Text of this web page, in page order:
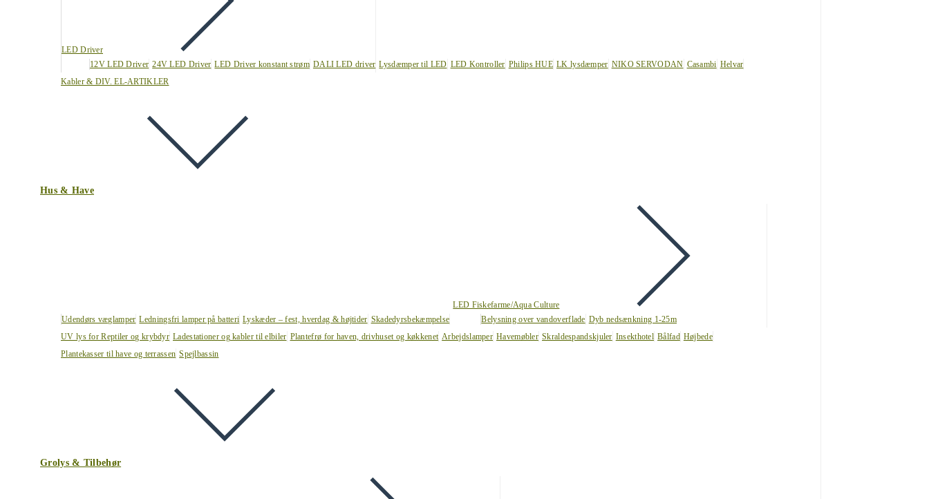
LED Driver
12V LED Driver 24V LED Driver LED Driver konstant strøm DALI LED driver Lysdæmper til LED LED Kontroller Philips HUE LK lysdæmper NIKO SERVODAN Casambi Helvar
Kabler & DIV. EL-ARTIKLER
Hus & Have
Udendørs væglamper Ledningsfri lamper på batteri Lyskæder – fest, hverdag & højtider Skadedyrsbekæmpelse
LED Fiskefarme/Aqua Culture
Belysning over vandoverflade Dyb nedsænkning 1-25m
UV lys for Reptiler og krybdyr Ladestationer og kabler til elbiler Plantefrø for haven, drivhuset og køkkenet Arbejdslamper Havemøbler Skraldespandskjuler Insekthotel Bålfad Højbede
Plantekasser til have og terrassen Spejlbassin
Grolys & Tilbehør